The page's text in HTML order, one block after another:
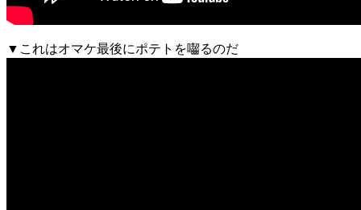
▼これはオマケ最後にポテトを囓るのだ